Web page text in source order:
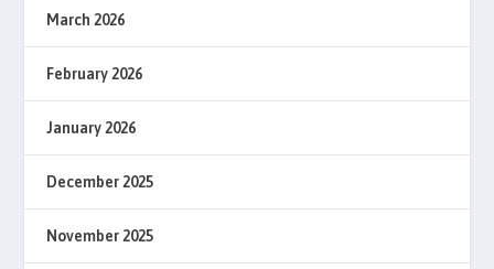
March 2026
February 2026
January 2026
December 2025
November 2025